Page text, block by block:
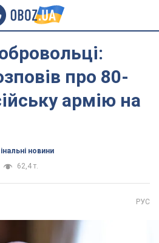
про 80-
армію на
новини
62,4 т.
РУС